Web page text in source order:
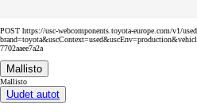
POST https://usc-webcomponents.toyota-europe.com/v1/
7702aaee7a2a
Mallisto
Mallisto
Uudet autot